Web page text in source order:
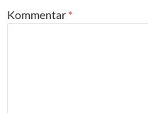
Kommentar *